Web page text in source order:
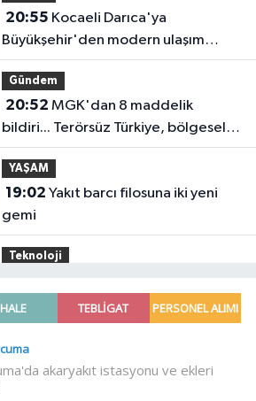
20:55
Büyükşehir'den modern ulaşım
yatırımı
Gündem
20:52
bildiri... Terörsüz Türkiye, bölgesel
güvenlik ve Gazze mesajı
YAŞAM
19:02
gemi
Teknoloji
içerikler tek platformda
18:49Fındık alım fiyatları